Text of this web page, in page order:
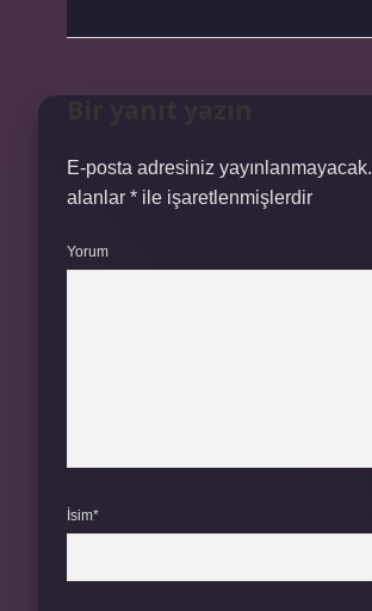
E-posta adresiniz yayınlanmayacak.
alanlar * ile işaretlenmişlerdir
Yorum
İsim*